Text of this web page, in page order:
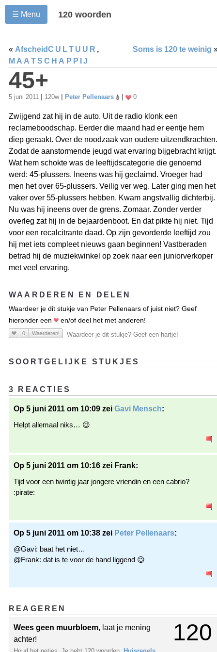
☰ Menu 120 woorden
« Afscheid Soms is 120 te weinig
CULTUUR ,
MAATSCHAPPIJ
45+
5 juni 2011 120w Peter Pellenaars 0
Zwijgend zat hij in de auto. Uit de radio klonk een
reclameboodschap. Eerder die maand had er eentje hem
diep geraakt. Over de noodzaak van oudere uitzendkrachten.
Zodat de aanstormende jeugd wat ervaring bijgebracht krijgt.
Wat hem schokte was de leeftijdscategorie die genoemd
werd: 45-plussers. Ineens was hij geclaimd. Vroeger had
men het over 65-plussers. Veilig ver weg. Later ging men het
vaker over 55-plussers hebben. Kwam angstvallig dichterbij.
Nu was hij ineens over de grens. Zomaar. Zonder verder
overleg zat hij in de bejaardenboot. En dat pikte hij niet. Tijd
voor een recalcitrante daad. Op zijn gevorderde leeftijd zou
hij met iets compleet nieuws gaan beginnen! Vastberaden
betrad hij de muziekwinkel op zoek naar een juniorverkoper
met veel ervaring.
WAARDEREN EN DELEN
Waardeer je dit stukje van Peter Pellenaars of juist niet? Geef
hieronder een
en/of deel het met anderen!
0 Waarderen! Waardeer je dit stukje? Geef een hartje!
SOORTGELIJKE STUKJES
3 REACTIES
Op 5 juni 2011 om 10:09 zei Gavi Mensch:
Helpt allemaal niks… 😉
Op 5 juni 2011 om 10:16 zei Frank:
Tijd voor een twintig jaar jongere vriendin en een cabrio?
:pirate:
Op 5 juni 2011 om 10:38 zei Peter Pellenaars:
@Gavi: baat het niet…
@Frank: dat is te voor de hand liggend 😉
REAGEREN
120
Wees geen muurbloem, laat je mening
achter!